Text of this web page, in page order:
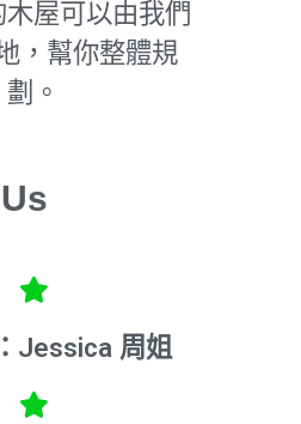
屋可以由我們
，幫你整體規
劃。
Jessica 周姐